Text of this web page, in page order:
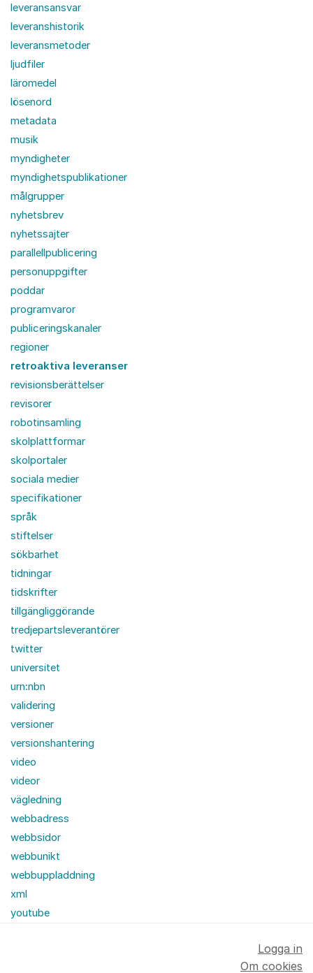
leveransansvar
leveranshistorik
leveransmetoder
ljudfiler
läromedel
lösenord
metadata
musik
myndigheter
myndighetspublikationer
målgrupper
nyhetsbrev
nyhetssajter
parallellpublicering
personuppgifter
poddar
programvaror
publiceringskanaler
regioner
retroaktiva leveranser
revisionsberättelser
revisorer
robotinsamling
skolplattformar
skolportaler
sociala medier
specifikationer
språk
stiftelser
sökbarhet
tidningar
tidskrifter
tillgängliggörande
tredjepartsleverantörer
twitter
universitet
urn:nbn
validering
versioner
versionshantering
video
videor
vägledning
webbadress
webbsidor
webbunikt
webbuppladdning
xml
youtube
Logga in
Om cookies